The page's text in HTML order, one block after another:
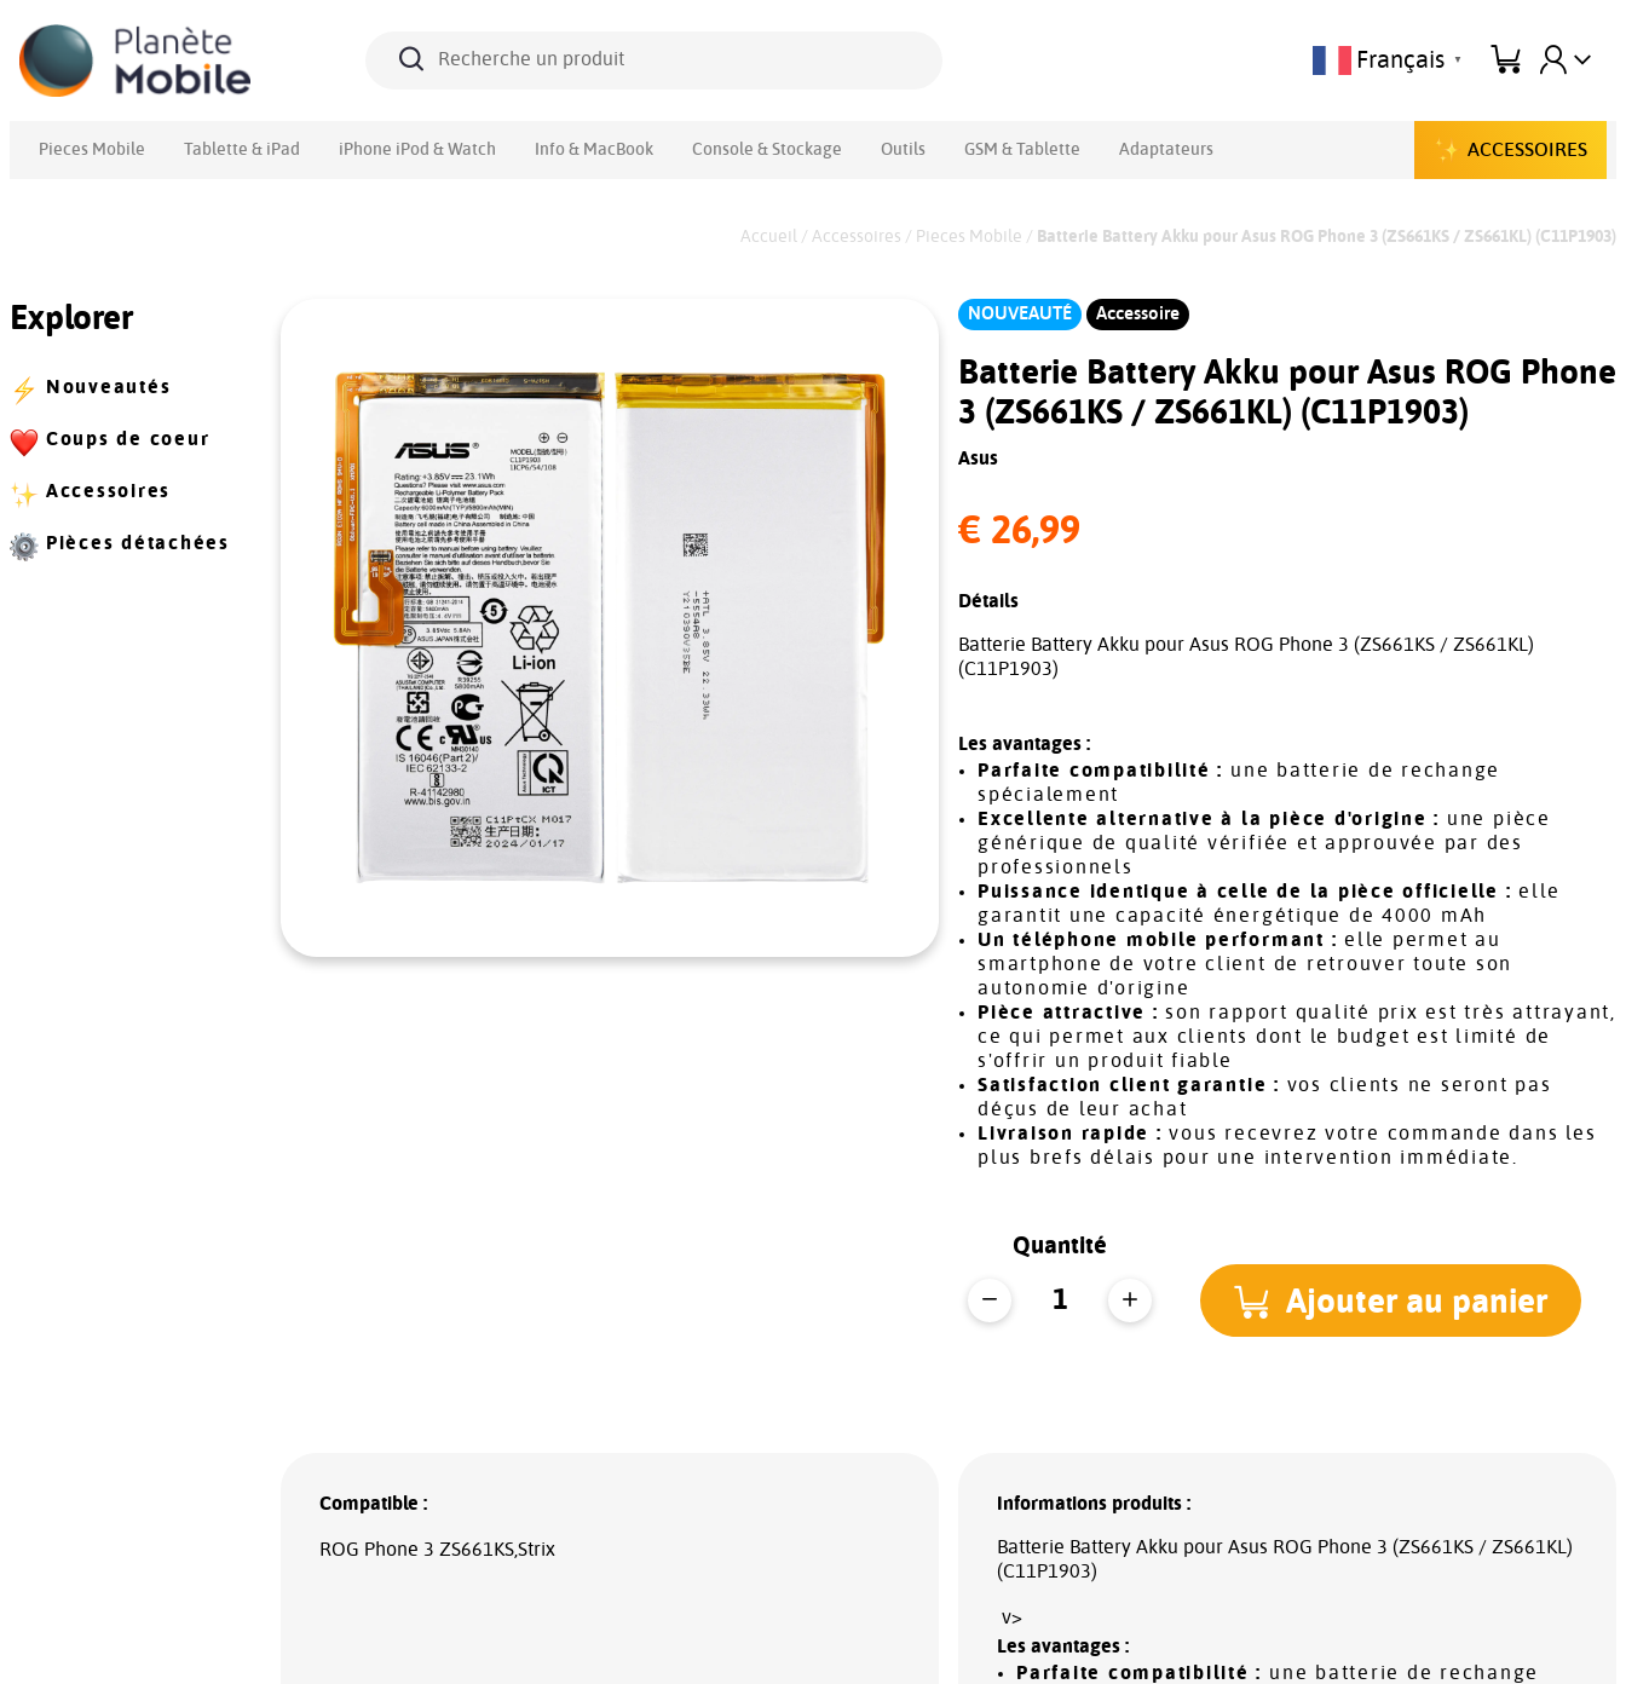
Pieces Mobile Tablette & iPad iPhone iPod & Watch Info & MacBook Console & Stockage Outils GSM & Tablette Adaptateurs ACCESSOIRES
Français ▼
Accueil / Accessoires / Pieces Mobile / Batterie Battery Akku pour Asus ROG Phone 3 (ZS661KS / ZS661KL) (C11P1903)
Explorer
Nouveautés
Coups de coeur
Accessoires
Pièces détachées
NOUVEAUTÉ Accessoire
Batterie Battery Akku pour Asus ROG Phone
3 (ZS661KS / ZS661KL) (C11P1903)
Asus
€ 26,99
Détails
Batterie Battery Akku pour Asus ROG Phone 3 (ZS661KS / ZS661KL)
(C11P1903)
Les avantages :
Parfaite compatibilité : une batterie de rechange
spécialement
Excellente alternative à la pièce d'origine : une pièce
générique de qualité vérifiée et approuvée par des
professionnels
Puissance identique à celle de la pièce officielle : elle
garantit une capacité énergétique de 4000 mAh
Un téléphone mobile performant : elle permet au
smartphone de votre client de retrouver toute son
autonomie d'origine
Pièce attractive : son rapport qualité prix est très attrayant,
ce qui permet aux clients dont le budget est limité de
s'offrir un produit fiable
Satisfaction client garantie : vos clients ne seront pas
déçus de leur achat
Livraison rapide : vous recevrez votre commande dans les
plus brefs délais pour une intervention immédiate.
Quantité
Ajouter au panier
Compatible :
ROG Phone 3 ZS661KS,Strix
Informations produits :
Batterie Battery Akku pour Asus ROG Phone 3 (ZS661KS / ZS661KL)
(C11P1903)
v>
Les avantages :
Parfaite compatibilité : une batterie de rechange